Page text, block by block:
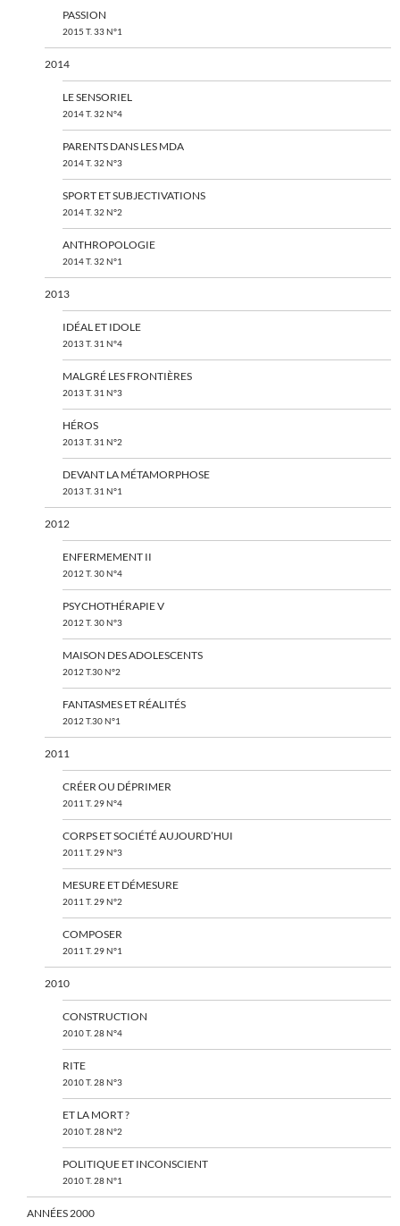
PASSION
2015 T. 33 N°1
2014
LE SENSORIEL
2014 T. 32 N°4
PARENTS DANS LES MDA
2014 T. 32 N°3
SPORT ET SUBJECTIVATIONS
2014 T. 32 N°2
ANTHROPOLOGIE
2014 T. 32 N°1
2013
IDÉAL ET IDOLE
2013 T. 31 N°4
MALGRÉ LES FRONTIÈRES
2013 T. 31 N°3
HÉROS
2013 T. 31 N°2
DEVANT LA MÉTAMORPHOSE
2013 T. 31 N°1
2012
ENFERMEMENT II
2012 T. 30 N°4
PSYCHOTHÉRAPIE V
2012 T. 30 N°3
MAISON DES ADOLESCENTS
2012 T.30 N°2
FANTASMES ET RÉALITÉS
2012 T.30 N°1
2011
CRÉER OU DÉPRIMER
2011 T. 29 N°4
CORPS ET SOCIÉTÉ AUJOURD’HUI
2011 T. 29 N°3
MESURE ET DÉMESURE
2011 T. 29 N°2
COMPOSER
2011 T. 29 N°1
2010
CONSTRUCTION
2010 T. 28 N°4
RITE
2010 T. 28 N°3
ET LA MORT ?
2010 T. 28 N°2
POLITIQUE ET INCONSCIENT
2010 T. 28 N°1
ANNÉES 2000